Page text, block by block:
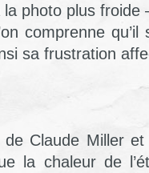
photo plus froide
comprenne qu’il
sa frustration
de Claude Miller
la chaleur de